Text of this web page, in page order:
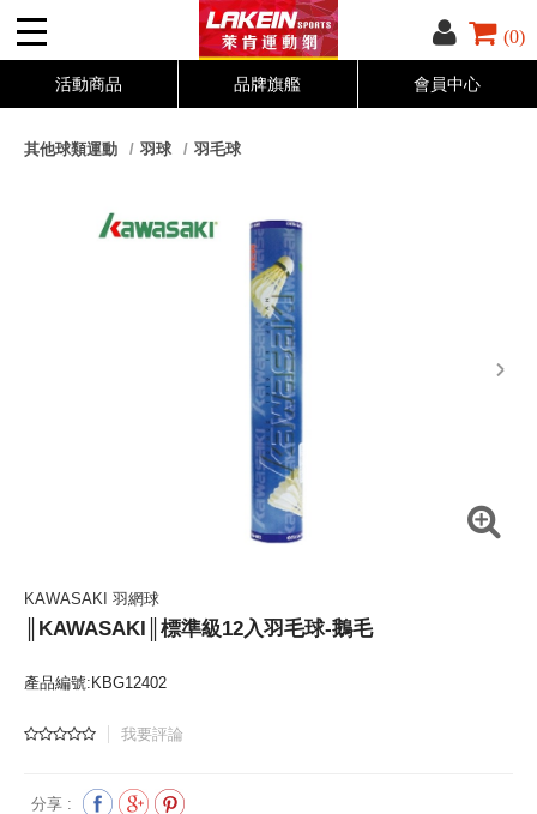
(0)
活動商品 品牌旗艦 會員中心
其他球類運動 羽球 羽毛球
next
KAWASAKI 羽網球
║KAWASAKI║標準級12入羽毛球-鵝毛
產品編號:KBG12402
我要評論
分享 :